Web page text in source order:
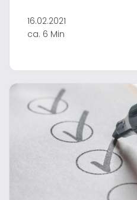
16.02.2021
ca. 6 Min